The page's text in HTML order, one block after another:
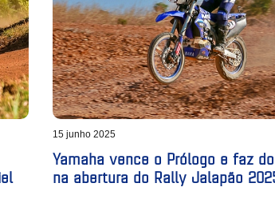
15 junho 2025
Yamaha vence o Prólogo e faz
na abertura do Rally Jalapão